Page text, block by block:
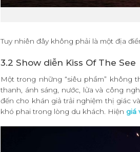
Tuy nhiên đây không phải là một địa
3.2 Show diễn Kiss Of The See
Một trong những “siêu phẩm” không
thanh, ánh sáng, nước, lửa và công
đến cho khán giả trải nghiệm thị giác
khó phai trong lòng du khách. Hiện giá